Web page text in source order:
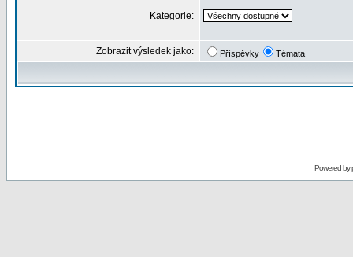
Kategorie:
Zobrazit výsledek jako: Příspěvky Témata
Powered by